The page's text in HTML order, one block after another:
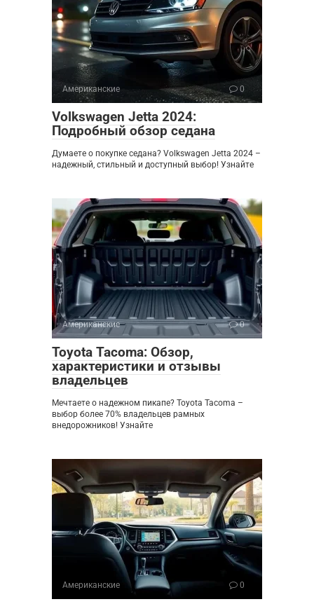
Американские 0
Volkswagen Jetta 2024:
Подробный обзор седана
Думаете о покупке седана? Volkswagen Jetta 2024 –
надежный, стильный и доступный выбор! Узнайте
Американские 0
Toyota Tacoma: Обзор,
характеристики и отзывы
владельцев
Мечтаете о надежном пикапе? Toyota Tacoma –
выбор более 70% владельцев рамных
внедорожников! Узнайте
Американские 0